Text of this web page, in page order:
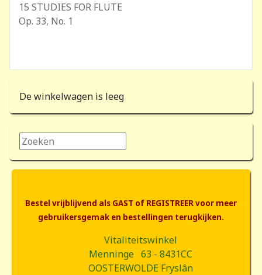
15 STUDIES FOR FLUTE
Op. 33, No. 1
De winkelwagen is leeg
Zoeken...
Bestel vrijblijvend als GAST of REGISTREER voor meer
gebruikersgemak en bestellingen terugkijken.
Vitaliteitswinkel
Menninge 63 - 8431CC
OOSTERWOLDE Fryslân